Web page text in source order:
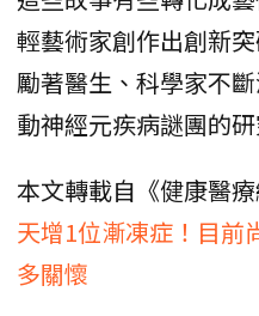
輕藝術家創作出創新
勵著醫生、科學家不
動神經元疾病謎團的
本文轉載自《健康醫療
天增1位漸凍症！目
多關懷